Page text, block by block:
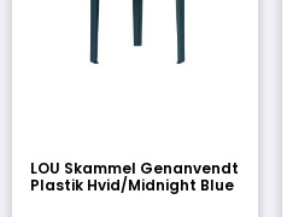
LOU Skammel Genanvendt
Plastik Hvid/Midnight Blue